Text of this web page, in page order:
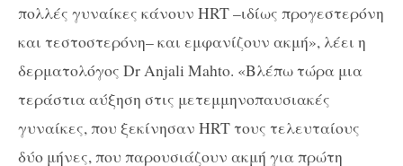
πολλές γυναίκες κάνουν HRT –ιδίως προγεστερόνη
και τεστοστερόνη– και εμφανίζουν ακμή», λέει η
δερματολόγος Dr Anjali Mahto. «Βλέπω τώρα μια
τεράστια αύξηση στις μετεμμηνοπαυσιακές
γυναίκες, που ξεκίνησαν HRT τους τελευταίους
δύο μήνες, που παρουσιάζουν ακμή για πρώτη